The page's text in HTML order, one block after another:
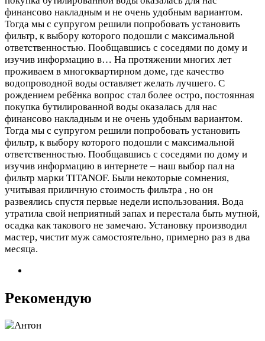
финансово накладным и не очень удобным вариантом.
Тогда мы с супругом решили попробовать установить
фильтр, к выбору которого подошли с максимальной
ответственностью. Пообщавшись с соседями по дому и
изучив информацию в… На протяжении многих лет
проживаем в многоквартирном доме, где качество
водопроводной воды оставляет желать лучшего. С
рождением ребёнка вопрос стал более остро, постоянная
покупка бутилированной воды оказалась для нас
финансово накладным и не очень удобным вариантом.
Тогда мы с супругом решили попробовать установить
фильтр, к выбору которого подошли с максимальной
ответственностью. Пообщавшись с соседями по дому и
изучив информацию в интернете – наш выбор пал на
фильтр марки TITANOF. Были некоторые сомнения,
учитывая приличную стоимость фильтра , но он
развеялись спустя первые недели использования. Вода
утратила свой неприятный запах и перестала быть мутной,
осадка как такового не замечаю. Установку производил
мастер, чистит муж самостоятельно, примерно раз в два
месяца.
Рекомендую